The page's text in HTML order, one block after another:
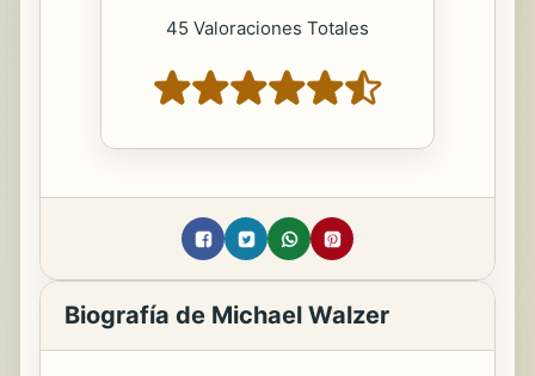
45 Valoraciones Totales
Biografía de Michael Walzer